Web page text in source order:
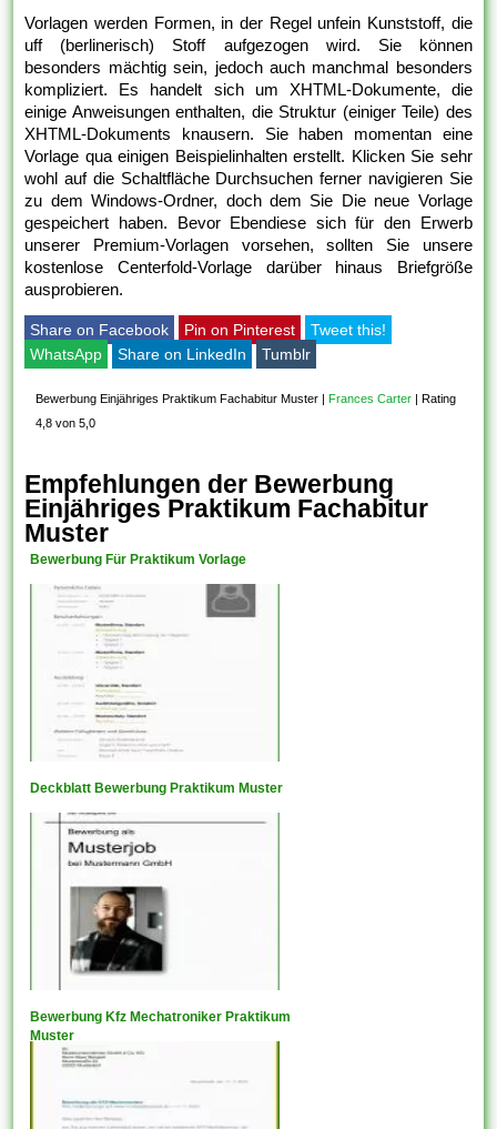
Vorlagen werden Formen, in der Regel unfein Kunststoff, die
uff (berlinerisch) Stoff aufgezogen wird. Sie können
besonders mächtig sein, jedoch auch manchmal besonders
kompliziert. Es handelt sich um XHTML-Dokumente, die
einige Anweisungen enthalten, die Struktur (einiger Teile) des
XHTML-Dokuments knausern. Sie haben momentan eine
Vorlage qua einigen Beispielinhalten erstellt. Klicken Sie sehr
wohl auf die Schaltfläche Durchsuchen ferner navigieren Sie
zu dem Windows-Ordner, doch dem Sie Die neue Vorlage
gespeichert haben. Bevor Ebendiese sich für den Erwerb
unserer Premium-Vorlagen vorsehen, sollten Sie unsere
kostenlose Centerfold-Vorlage darüber hinaus Briefgröße
ausprobieren.
Share on Facebook Pin on Pinterest
Tweet this!
WhatsApp
Share on LinkedIn Tumblr
Bewerbung Einjähriges Praktikum Fachabitur Muster | Frances Carter |Rating
4,8 von 5,0
Empfehlungen der Bewerbung
Einjähriges Praktikum Fachabitur
Muster
Bewerbung Für Praktikum Vorlage
Deckblatt Bewerbung Praktikum Muster
Bewerbung Kfz Mechatroniker Praktikum
Muster